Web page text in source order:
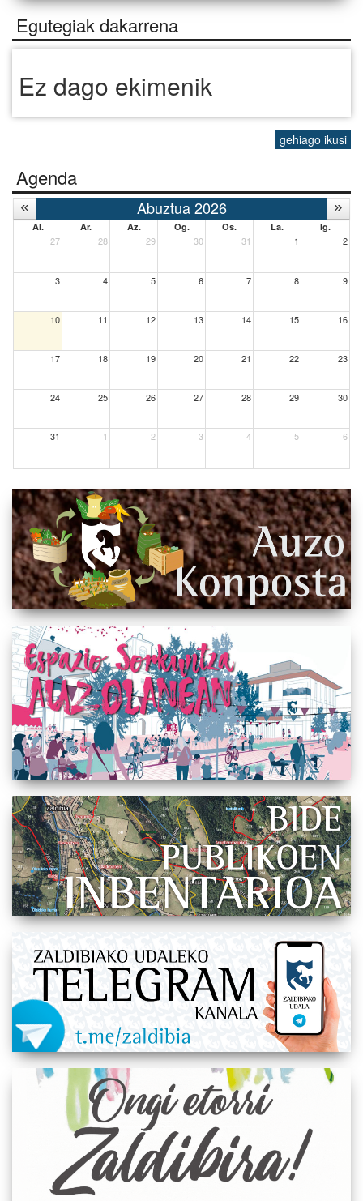
Egutegiak dakarrena
Ez dago ekimenik
gehiago ikusi
Agenda
Abuztua 2026
Al. Ar. Az. Og. Os. La. Ig.
27 28 29 30 31 1 2
3 4 5 6 7 8 9
10 11 12 13 14 15 16
17 18 19 20 21 22 23
24 25 26 27 28 29 30
31 1 2 3 4 5 6